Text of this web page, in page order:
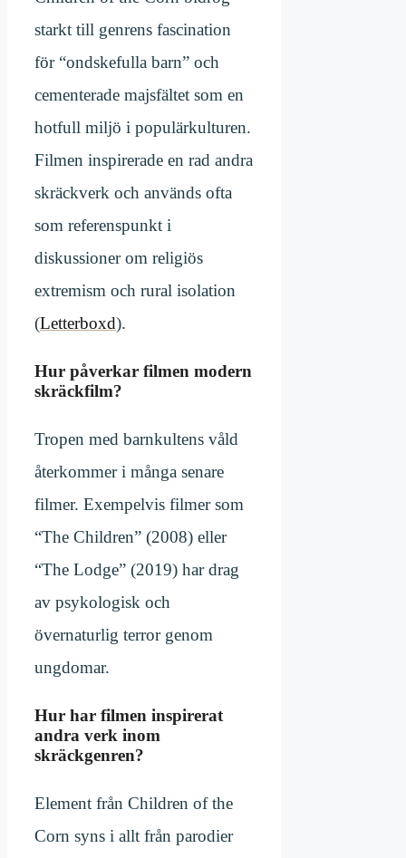
starkt till genrens fascination
för “ondskefulla barn” och
cementerade majsfältet som en
hotfull miljö i populärkulturen.
Filmen inspirerade en rad andra
skräckverk och används ofta
som referenspunkt i
diskussioner om religiös
extremism och rural isolation
(Letterboxd).
Hur påverkar filmen modern
skräckfilm?
Tropen med barnkultens våld
återkommer i många senare
filmer. Exempelvis filmer som
“The Children” (2008) eller
“The Lodge” (2019) har drag
av psykologisk och
övernaturlig terror genom
ungdomar.
Hur har filmen inspirerat
andra verk inom
skräckgenren?
Element från Children of the
Corn syns i allt från parodier